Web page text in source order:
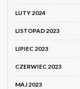
LUTY 2024
LISTOPAD 2023
LIPIEC 2023
CZERWIEC 2023
MAJ 2023